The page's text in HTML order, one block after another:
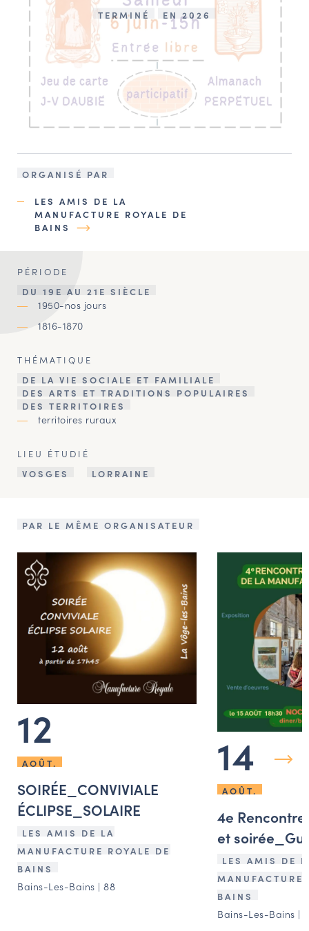
TERMINÉ EN 2026
ORGANISÉ PAR
LES AMIS DE LA
MANUFACTURE ROYALE DE
BAINS
PÉRIODE
DU 19E AU 21E SIÈCLE
1950-nos jours
1816-1870
THÉMATIQUE
DE LA VIE SOCIALE ET FAMILIALE
DES ARTS ET TRADITIONS POPULAIRES
DES TERRITOIRES
territoires ruraux
LIEU ÉTUDIÉ
VOSGES
LORRAINE
PAR LE MÊME ORGANISATEUR
12
AOÛT.
SOIRÉE_CONVIVIALE
ÉCLIPSE_SOLAIRE
LES AMIS DE LA
MANUFACTURE ROYALE DE
BAINS
Bains-Les-Bains | 88
14
AOÛT.
4e
et
LES AMIS DE
MANUFACTURE
BAINS
Bains-Les-Bains |